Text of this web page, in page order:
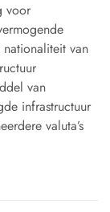
voor
van
van
infrastructuur
valuta’s